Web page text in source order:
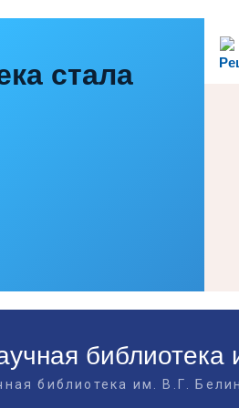
стала
библиотека
библиотека им. В.Г.